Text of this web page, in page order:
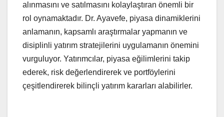
alınmasını ve satılmasını kolaylaştıran önemli bir
rol oynamaktadır. Dr. Ayavefe, piyasa dinamiklerini
anlamanın, kapsamlı araştırmalar yapmanın ve
disiplinli yatırım stratejilerini uygulamanın önemini
vurguluyor. Yatırımcılar, piyasa eğilimlerini takip
ederek, risk değerlendirerek ve portföylerini
çeşitlendirerek bilinçli yatırım kararları alabilirler.